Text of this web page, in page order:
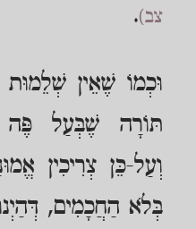
צב).
וּכְמוֹ שֶׁאֵין
תּוֹרָה שֶׁבְּעַל פֶּה
וְעַל-כֵּן צְרִיכִין
בְּלֹא הַחֲכָמִים,